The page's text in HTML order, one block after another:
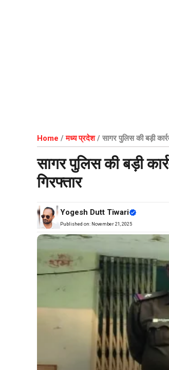
Home /मध्य प्रदेश/ सागर पुलिस की बड़ी
सागर पुलिस की बड़ी
गिरफ्तार
Yogesh Dutt Tiwari
Published on: November 21, 2025